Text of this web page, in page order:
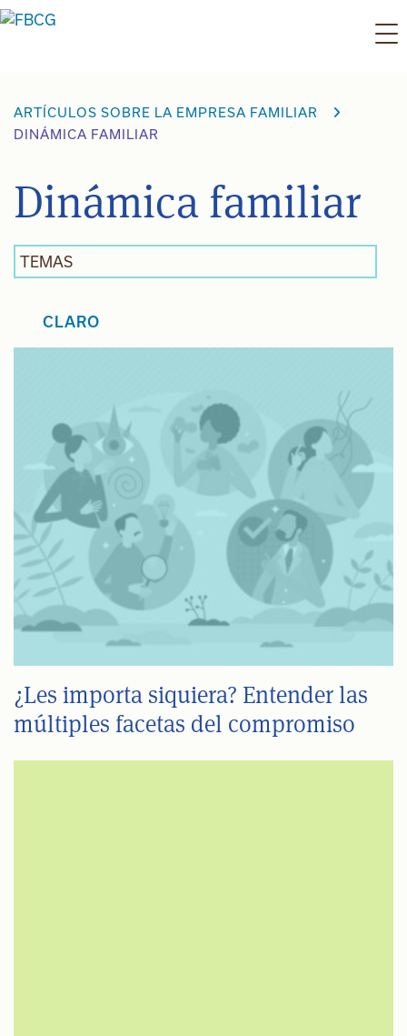
Ir
ARTÍCULOS SOBRE LA EMPRESA FAMILIAR
DINÁMICA FAMILIAR
Dinámica familiar
TEMAS
CLARO
¿Les importa siquiera? Entender las
múltiples facetas del compromiso